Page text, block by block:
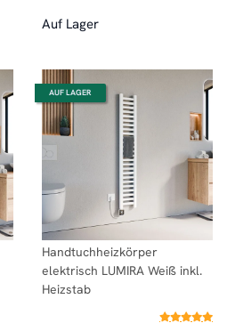
Auf Lager
AUF LAGER
Handtuchheizkörper
elektrisch LUMIRA Weiß inkl.
Heizstab